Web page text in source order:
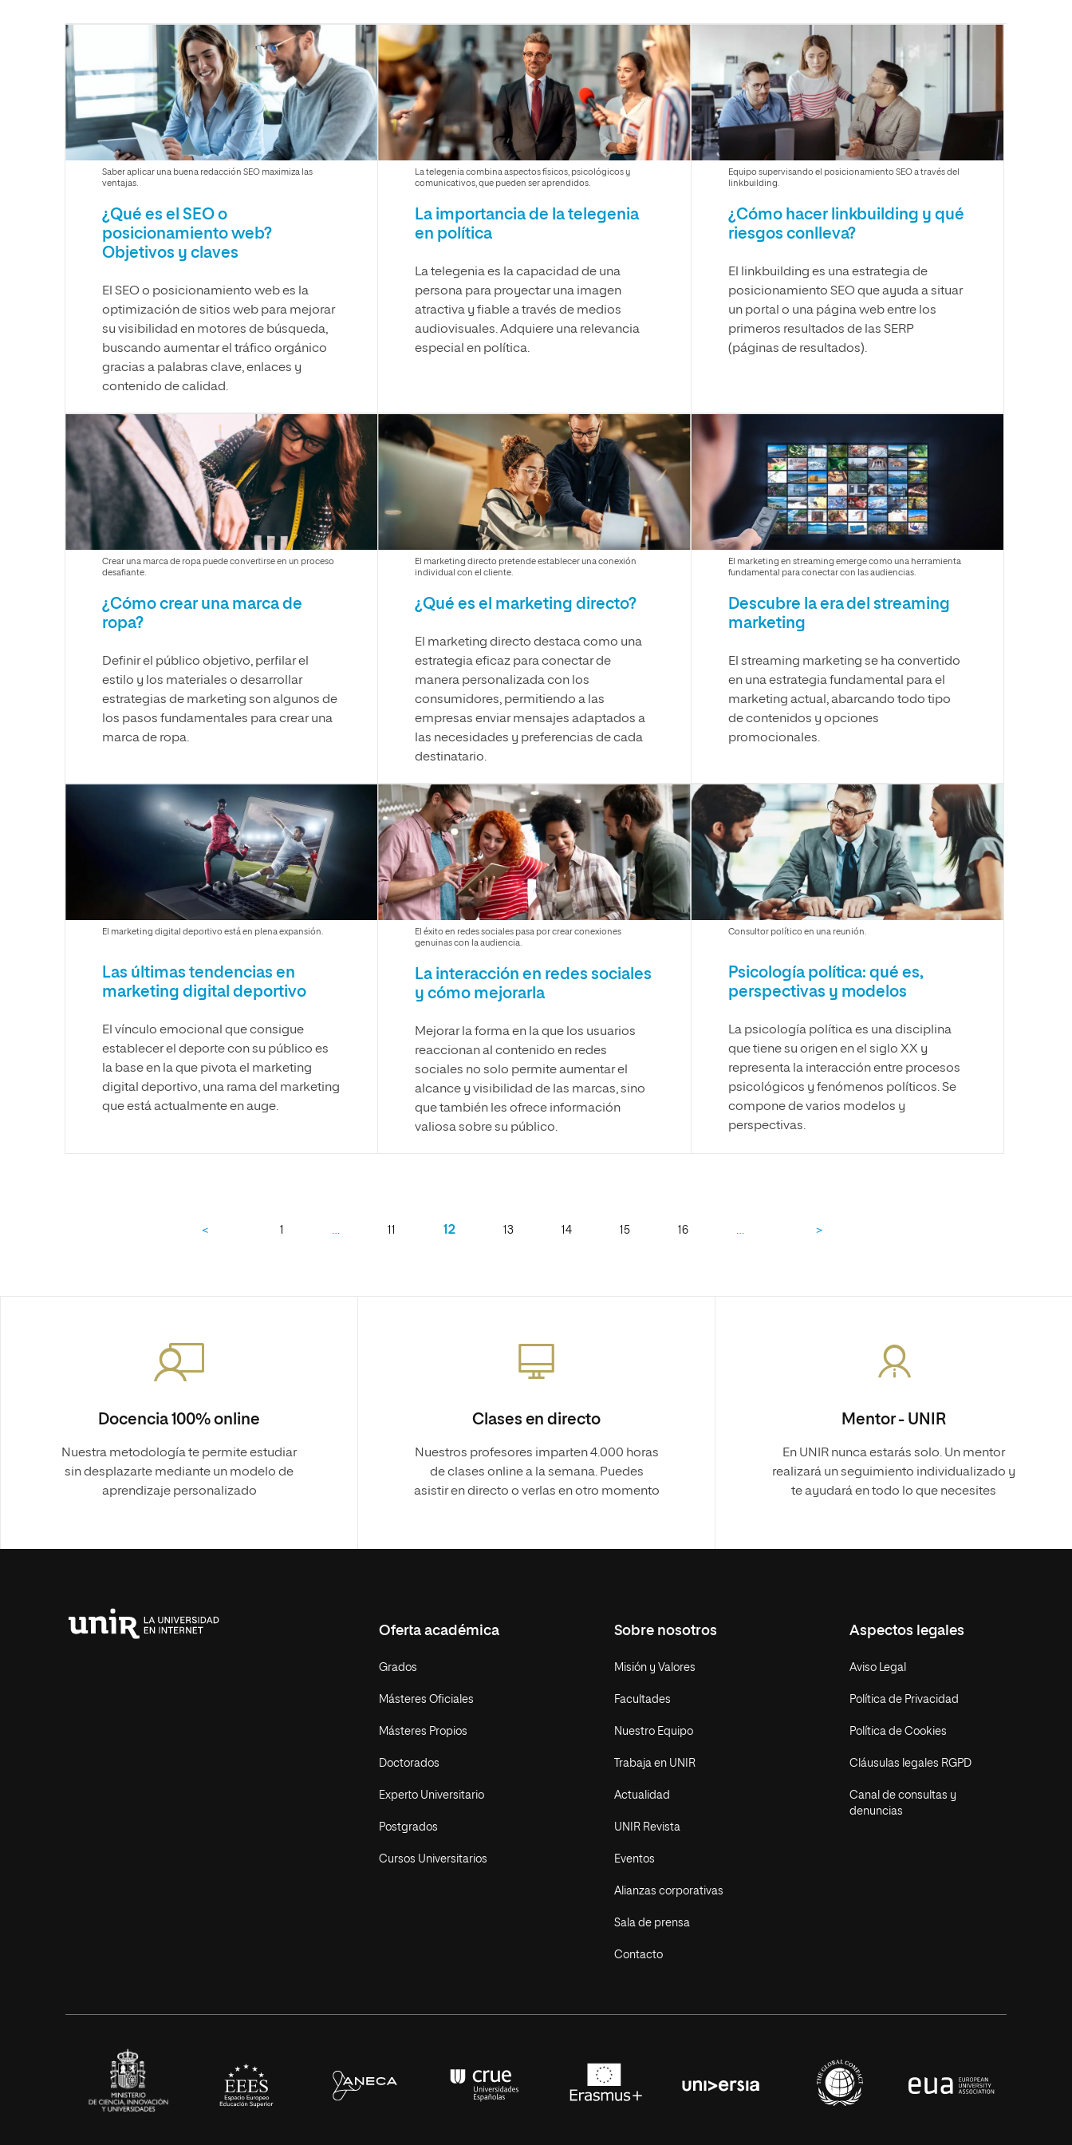
Internacionales
Ciencias de la Salud
Ciencias Sociales
Humanidades
Artes
Música
Máster Universitario en Atención Temprana y
Desarrollo Infantil
Máster Universitario en Enseñanza de Español
como Lengua Extranjera (ELE)
Ciencias de la Salud
Ciencias Sociales
Humanidades
Artes
Música
Internacional
Normas de Organización y
Funcionamiento
Facultad de Artes y Ciencias
Escuela de Doctorado
Saber aplicar una buena redacción SEO maximiza las
ventajas.
¿Qué es el SEO o
posicionamiento web?
Objetivos y claves
El SEO o posicionamiento web es la
optimización de sitios web para mejorar
su visibilidad en motores de búsqueda,
buscando aumentar el tráfico orgánico
gracias a palabras clave, enlaces y
contenido de calidad.
La telegenia combina aspectos físicos, psicológicos y
comunicativos, que pueden ser aprendidos.
La importancia de la telegenia
en política
La telegenia es la capacidad de una
persona para proyectar una imagen
atractiva y fiable a través de medios
audiovisuales. Adquiere una relevancia
especial en política.
Equipo supervisando el posicionamiento SEO a través del
linkbuilding.
¿Cómo hacer linkbuilding y qué
riesgos conlleva?
El linkbuilding es una estrategia de
posicionamiento SEO que ayuda a situar
un portal o una página web entre los
primeros resultados de las SERP
(páginas de resultados).
Crear una marca de ropa puede convertirse en un proceso
desafiante.
¿Cómo crear una marca de
ropa?
Definir el público objetivo, perfilar el
estilo y los materiales o desarrollar
estrategias de marketing son algunos de
los pasos fundamentales para crear una
marca de ropa.
El marketing directo pretende establecer una conexión
individual con el cliente.
¿Qué es el marketing directo?
El marketing directo destaca como una
estrategia eficaz para conectar de
manera personalizada con los
consumidores, permitiendo a las
empresas enviar mensajes adaptados a
las necesidades y preferencias de cada
destinatario.
El marketing en streaming emerge como una herramienta
fundamental para conectar con las audiencias.
Descubre la era del streaming
marketing
El streaming marketing se ha convertido
en una estrategia fundamental para el
marketing actual, abarcando todo tipo
de contenidos y opciones
promocionales.
El marketing digital deportivo está en plena expansión.
Las últimas tendencias en
marketing digital deportivo
El vínculo emocional que consigue
establecer el deporte con su público es
la base en la que pivota el marketing
digital deportivo, una rama del marketing
que está actualmente en auge.
El éxito en redes sociales pasa por crear conexiones
genuinas con la audiencia.
La interacción en redes sociales
y cómo mejorarla
Mejorar la forma en la que los usuarios
reaccionan al contenido en redes
sociales no solo permite aumentar el
alcance y visibilidad de las marcas, sino
que también les ofrece información
valiosa sobre su público.
Consultor político en una reunión.
Psicología política: qué es,
perspectivas y modelos
La psicología política es una disciplina
que tiene su origen en el siglo XX y
representa la interacción entre procesos
psicológicos y fenómenos políticos. Se
compone de varios modelos y
perspectivas.
< 1 … 11 12 13 14 15 16 … >
Docencia 100% online
Nuestra metodología te permite estudiar
sin desplazarte mediante un modelo de
aprendizaje personalizado
Clases en directo
Nuestros profesores imparten 4.000 horas
de clases online a la semana. Puedes
asistir en directo o verlas en otro momento
Mentor - UNIR
En UNIR nunca estarás solo. Un mentor
realizará un seguimiento individualizado y
te ayudará en todo lo que necesites
Oferta académica
Grados
Másteres Oficiales
Másteres Propios
Doctorados
Experto Universitario
Postgrados
Cursos Universitarios
Sobre nosotros
Misión y Valores
Facultades
Nuestro Equipo
Trabaja en UNIR
Actualidad
UNIR Revista
Eventos
Alianzas corporativas
Sala de prensa
Contacto
Aspectos legales
Aviso Legal
Política de Privacidad
Política de Cookies
Cláusulas legales RGPD
Canal de consultas y
denuncias